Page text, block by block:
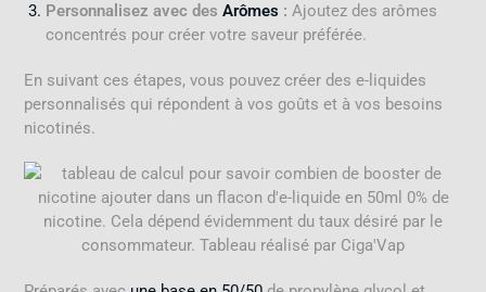
Personnalisez avec desArômes : Ajoutez des arômes
concentrés pour créer votre saveur préférée.
En suivant ces étapes, vous pouvez créer des e-liquides
personnalisés qui répondent à vos goûts et à vos besoins
nicotinés.